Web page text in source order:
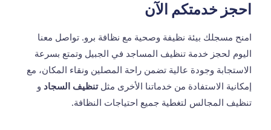
احجز خدمتكم الآن
امنح مسجلك بيئة نظيفة وصحية مع نظافة برو. تواصل معنا
اليوم لحجز خدمة تنظيف المساجد في الجبيل وتمتع بسرعة
الاستجابة وجودة عالية تضمن راحة المصلين ونقاء المكان، مع
إمكانية الاستفادة من خدماتنا الأخرى مثلتنظيف السجاد و
تنظيف المجالس لتغطية جميع احتياجات النظافة.